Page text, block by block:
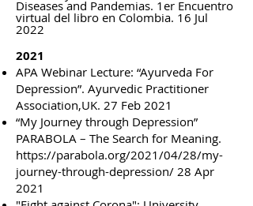
Diseases and Pandemias. 1er Encuentro
virtual del libro en Colombia. 16 Jul
2022
2021
APA Webinar Lecture: “Ayurveda For
Depression”. Ayurvedic Practitioner
Association,UK. 27 Feb 2021
“My Journey through Depression”
PARABOLA – The Search for Meaning.
https://parabola.org/2021/04/28/my-
journey-through-depression/ 28 Apr
2021